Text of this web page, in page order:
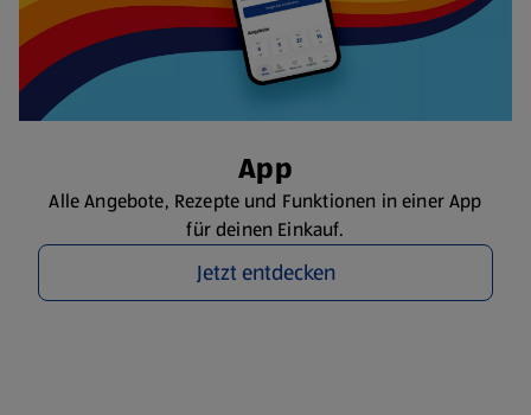
App
Alle Angebote, Rezepte und Funktionen in einer App
für deinen Einkauf.
Jetzt entdecken